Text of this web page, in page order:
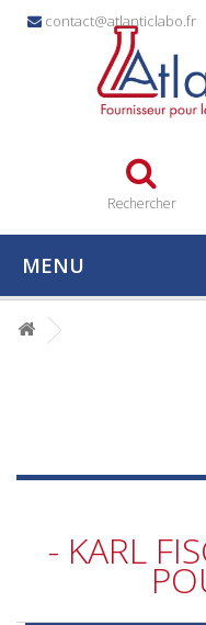
contact@atlanticlabo.fr
Rechercher
MENU
- KARL